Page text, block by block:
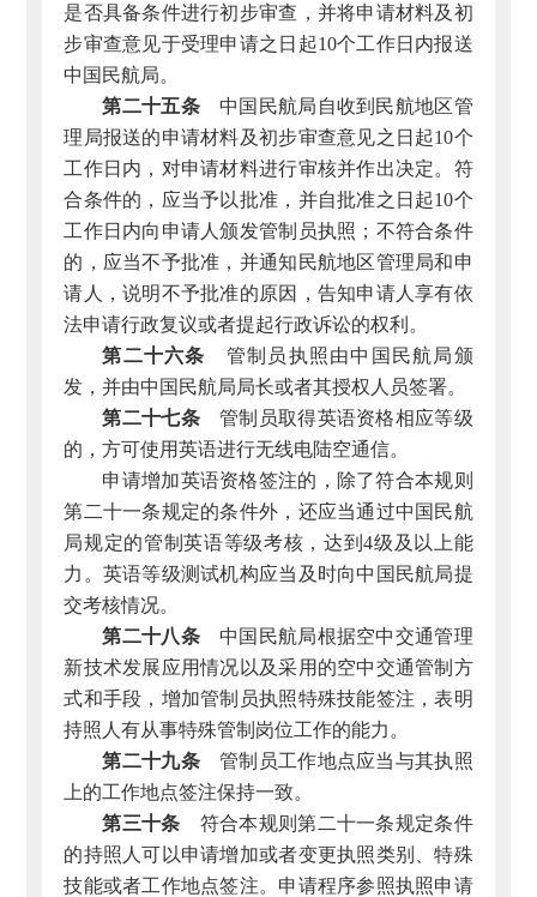
是否具备条件进行初步审查，并将申请材料及初
步审查意见于受理申请之日起10个工作日内报送
中国民航局。
第二十五条中国民航局自收到民航地区管
理局报送的申请材料及初步审查意见之日起10个
工作日内，对申请材料进行审核并作出决定。符
合条件的，应当予以批准，并自批准之日起10个
工作日内向申请人颁发管制员执照；不符合条件
的，应当不予批准，并通知民航地区管理局和申
请人，说明不予批准的原因，告知申请人享有依
法申请行政复议或者提起行政诉讼的权利。
第二十六条 管制员执照由中国民航局颁
发，并由中国民航局局长或者其授权人员签署。
第二十七条管制员取得英语资格相应等级
的，方可使用英语进行无线电陆空通信。
申请增加英语资格签注的，除了符合本规则
第二十一条规定的条件外，还应当通过中国民航
局规定的管制英语等级考核，达到4级及以上能
力。英语等级测试机构应当及时向中国民航局提
交考核情况。
第二十八条中国民航局根据空中交通管理
新技术发展应用情况以及采用的空中交通管制方
式和手段，增加管制员执照特殊技能签注，表明
持照人有从事特殊管制岗位工作的能力。
第二十九条管制员工作地点应当与其执照
上的工作地点签注保持一致。
第三十条 符合本规则第二十一条规定条件
的持照人可以申请增加或者变更执照类别、特殊
技能或者工作地点签注。申请程序参照执照申请